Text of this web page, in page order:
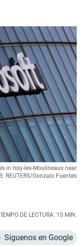
in Issy-les-Moulineaux near
REUTERS/Gonzalo Fuentes
DE LECTURA: 10 MIN.
Síguenos en Google